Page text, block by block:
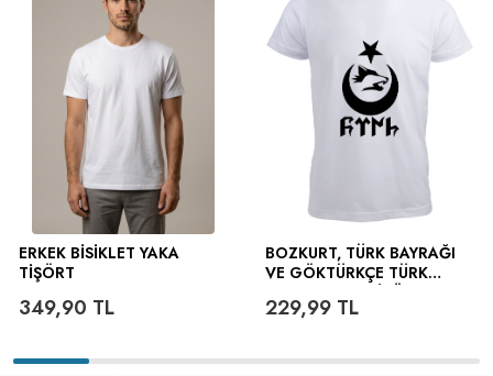
ERKEK BISIKLET YAKA
TIŞÖRT
349,90 TL
BOZKURT, TÜRK BAYRAĞI
VE GÖKTÜRKÇE TÜRK
229,99TL